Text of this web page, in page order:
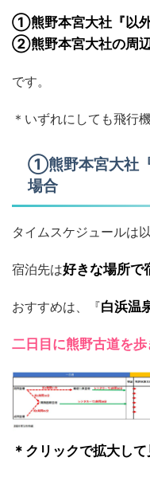
①熊野本宮大社『以外
②熊野本宮大社の周辺
です。
＊いずれにしても飛行
①熊野本宮大社
場合
タイムスケジュールは
宿泊先は好きな場所で
おすすめは、『白浜温
二日目に熊野古道を
＊クリックで拡大して